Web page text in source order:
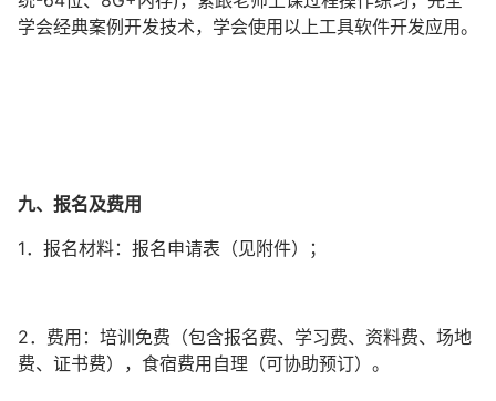
学会经典案例开发技术，学会使用以上工具软件开发应用。
九、报名及费用
1．报名材料：报名申请表（见附件）；
2．费用：培训免费（包含报名费、学习费、资料费、场地
费、证书费），食宿费用自理（可协助预订）。